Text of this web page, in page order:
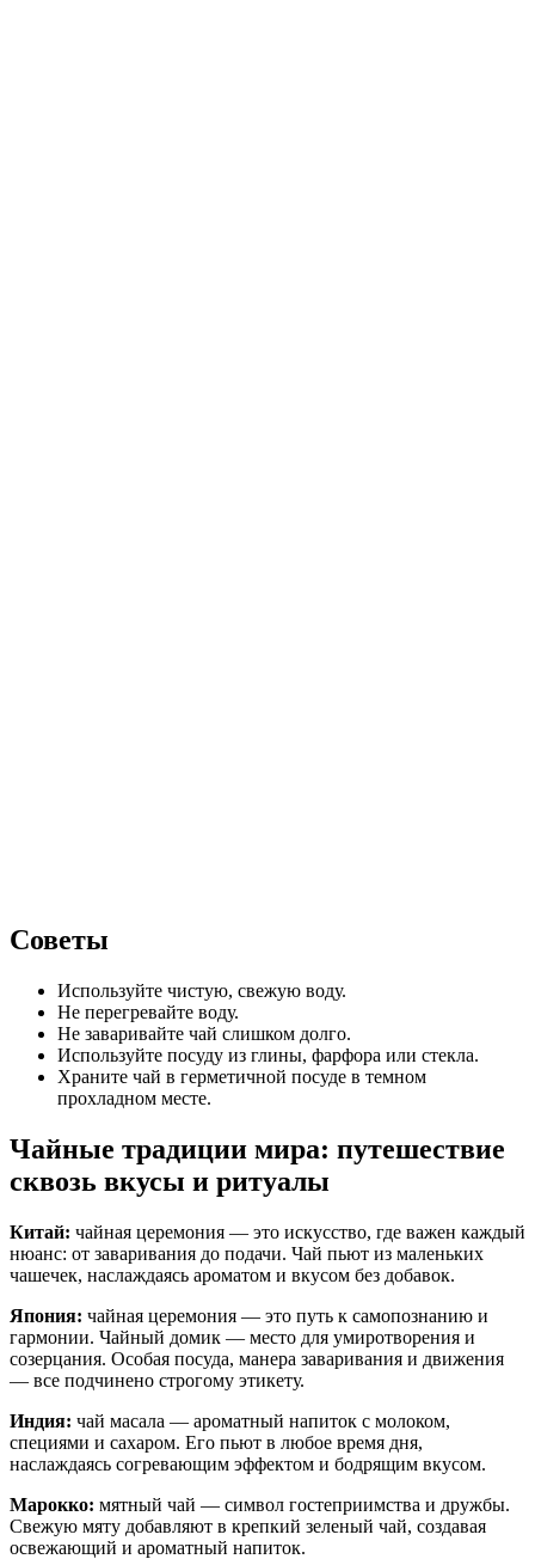
Советы
Используйте чистую, свежую воду.
Не перегревайте воду.
Не заваривайте чай слишком долго.
Используйте посуду из глины, фарфора или стекла.
Храните чай в герметичной посуде в темном
прохладном месте.
Чайные традиции мира: путешествие
сквозь вкусы и ритуалы
Китай: чайная церемония — это искусство, где важен каждый
нюанс: от заваривания до подачи. Чай пьют из маленьких
чашечек, наслаждаясь ароматом и вкусом без добавок.
Япония: чайная церемония — это путь к самопознанию и
гармонии. Чайный домик — место для умиротворения и
созерцания. Особая посуда, манера заваривания и движения
— все подчинено строгому этикету.
Индия: чай масала — ароматный напиток с молоком,
специями и сахаром. Его пьют в любое время дня,
наслаждаясь согревающим эффектом и бодрящим вкусом.
Марокко: мятный чай — символ гостеприимства и дружбы.
Свежую мяту добавляют в крепкий зеленый чай, создавая
освежающий и ароматный напиток.